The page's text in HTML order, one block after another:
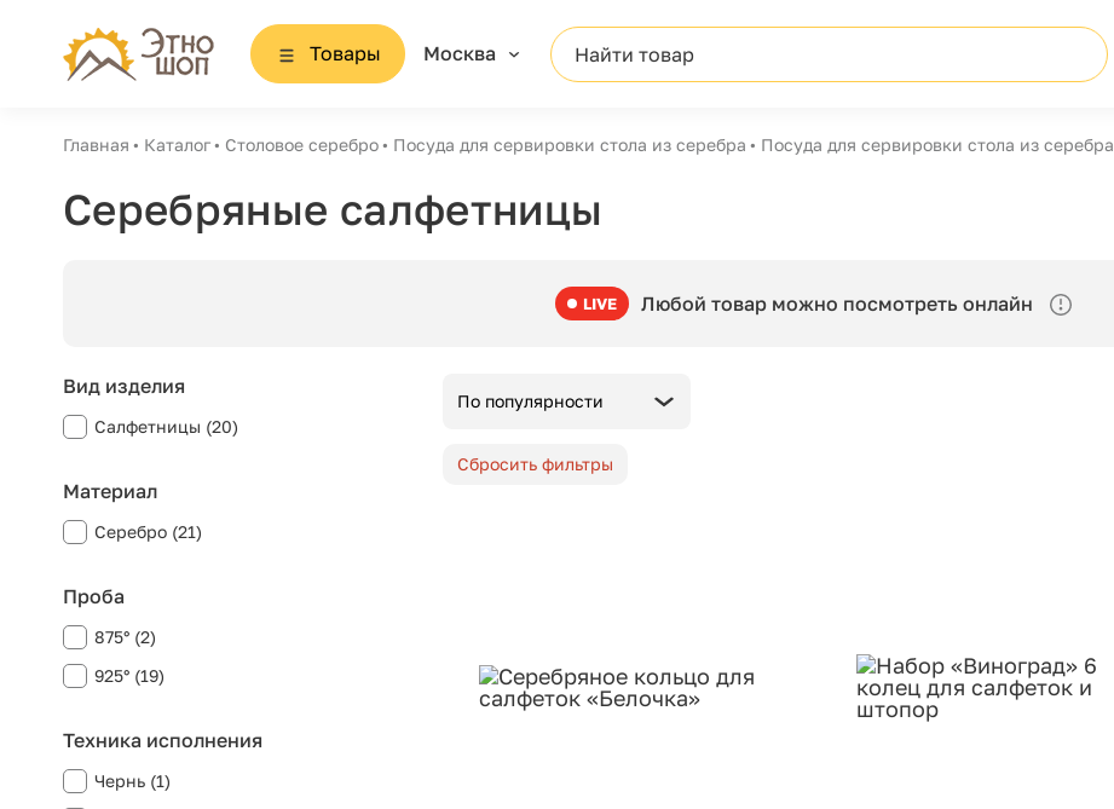
Товары Москва Найти товар
Главная Каталог Столовое серебро Посуда для сервировки стола из серебра Посуда для сервировки стола из серебра
Серебряные салфетницы
LIVE Любой товар можно посмотреть онлайн
Вид изделия
Салфетницы (20)
Материал
Серебро (21)
Проба
875° (2)
925° (19)
Техника исполнения
Чернь (1)
По популярности
Сбросить фильтры